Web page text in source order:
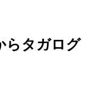
らタガログ